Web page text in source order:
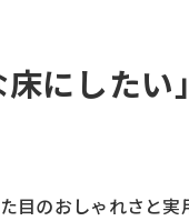
にした
目のおしゃれさと